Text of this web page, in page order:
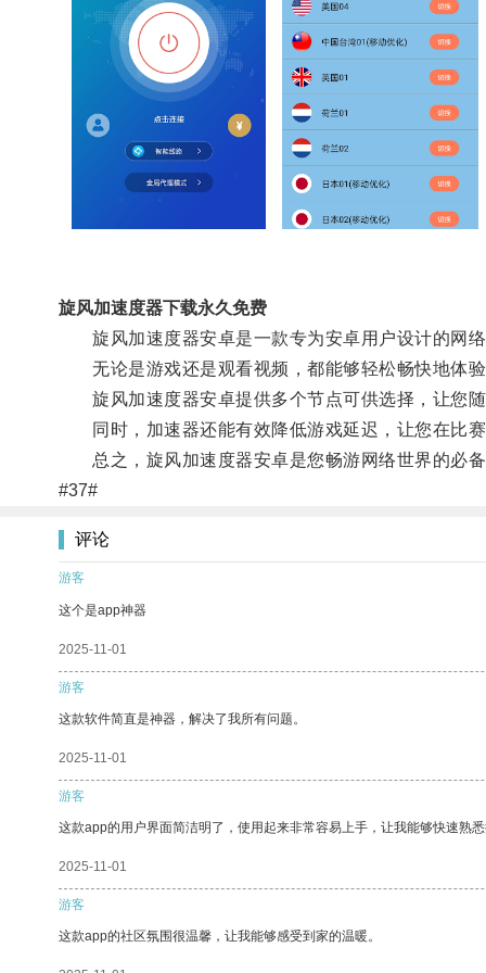
旋风加速度器下载永久免费
旋风加速度器安卓是一款专为安卓用户设计的网络
无论是游戏还是观看视频，都能够轻松畅快地体
旋风加速度器安卓提供多个节点可供选择，让您随
同时，加速器还能有效降低游戏延迟，让您在比
总之，旋风加速度器安卓是您畅游网络世界的必备
#37#
评论
游客
这个是app神器
2025-11-01
游客
这款软件简直是神器，解决了我所有问题。
2025-11-01
游客
这款app的用户界面简洁明了，使用起来非常容易上手，让我能够快速熟
2025-11-01
游客
这款app的社区氛围很温馨，让我能够感受到家的温暖。